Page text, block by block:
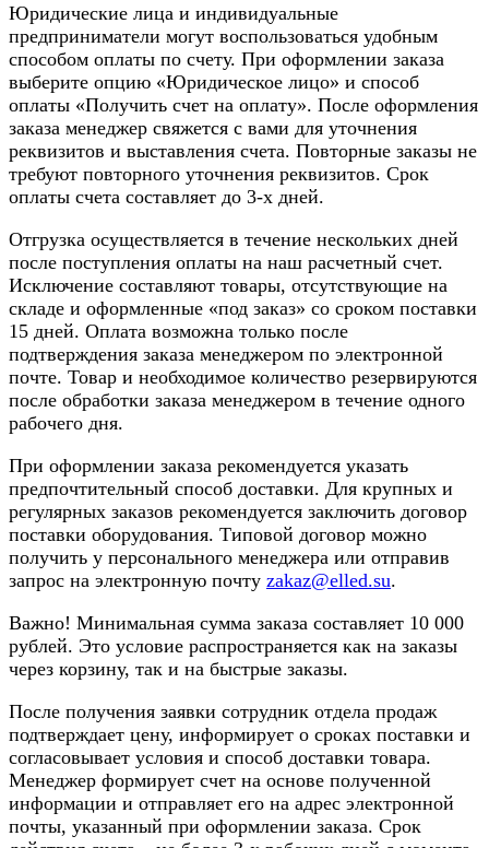
Юридические лица и индивидуальные
предприниматели могут воспользоваться удобным
способом оплаты по счету. При оформлении заказа
выберите опцию «Юридическое лицо» и способ
оплаты «Получить счет на оплату». После оформления
заказа менеджер свяжется с вами для уточнения
реквизитов и выставления счета. Повторные заказы не
требуют повторного уточнения реквизитов. Срок
оплаты счета составляет до 3-х дней.
Отгрузка осуществляется в течение нескольких дней
после поступления оплаты на наш расчетный счет.
Исключение составляют товары, отсутствующие на
складе и оформленные «под заказ» со сроком поставки
15 дней. Оплата возможна только после
подтверждения заказа менеджером по электронной
почте. Товар и необходимое количество резервируются
после обработки заказа менеджером в течение одного
рабочего дня.
При оформлении заказа рекомендуется указать
предпочтительный способ доставки. Для крупных и
регулярных заказов рекомендуется заключить договор
поставки оборудования. Типовой договор можно
получить у персонального менеджера или отправив
запрос на электронную почту zakaz@elled.su.
Важно! Минимальная сумма заказа составляет 10 000
рублей. Это условие распространяется как на заказы
через корзину, так и на быстрые заказы.
После получения заявки сотрудник отдела продаж
подтверждает цену, информирует о сроках поставки и
согласовывает условия и способ доставки товара.
Менеджер формирует счет на основе полученной
информации и отправляет его на адрес электронной
почты, указанный при оформлении заказа. Срок